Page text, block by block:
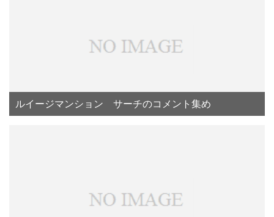
ルイージマンション サーチのコメント集め